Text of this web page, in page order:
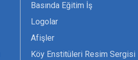
Basında Eğitim İş
Logolar
Afişler
Köy Enstitüleri Resim Sergisi